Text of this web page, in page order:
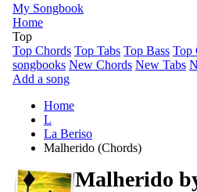
My Songbook
Home
Top
Top Chords Top Tabs Top Bass Top
songbooks New Chords New Tabs
Add a song
Home
L
La Beriso
Malherido (Chords)
Malherido